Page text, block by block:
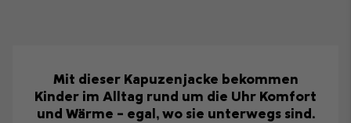
Mit dieser Kapuzenjacke bekommen
Kinder im Alltag rund um die Uhr Komfort
und Wärme – egal, wo sie unterwegs sind.